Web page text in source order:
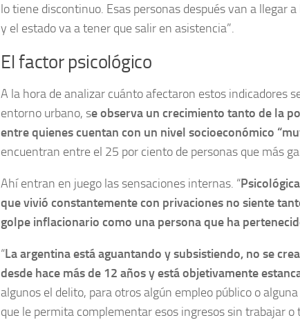
lo tiene discontinuo. Esas personas después van a llegar
y el estado va a tener que salir en asistencia”.
El factor psicológico
A la hora de analizar cuánto afectaron estos indicadores
entorno urbano, se observa un crecimiento tanto de la
entre quienes cuentan con un nivel socioeconómico
encuentran entre el 25 por ciento de personas que más
Ahí entran en juego las sensaciones internas. “
que vivió constantemente con privaciones no siente
golpe inflacionario como una persona que ha
“La argentina está aguantando y subsistiendo, no se
desde hace más de 12 años y está objetivamente
algunos el delito, para otros algún empleo público o
que le permita complementar esos ingresos sin trabajar